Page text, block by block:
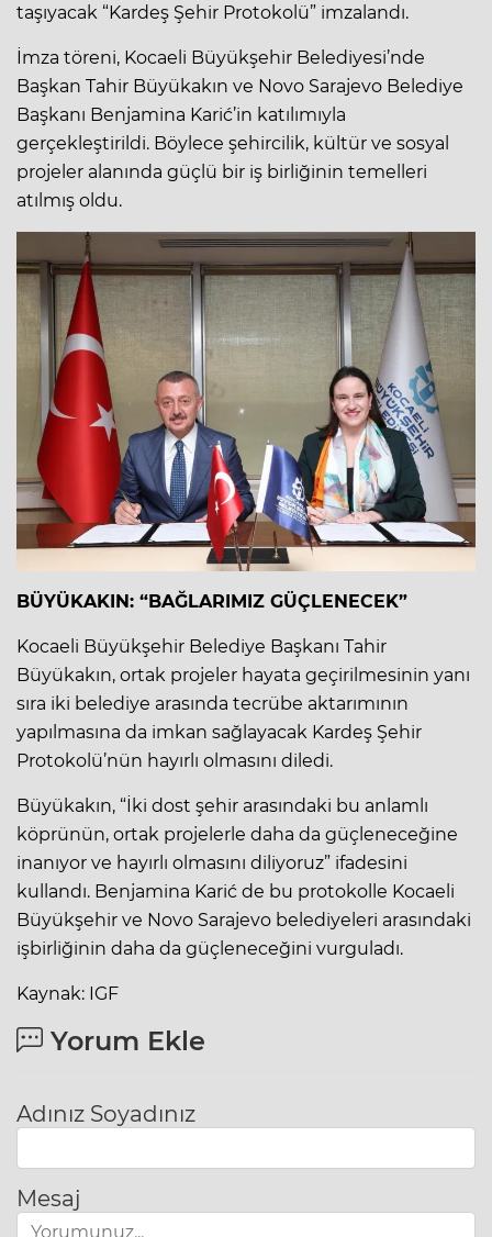
taşıyacak “Kardeş Şehir Protokolü” imzalandı.
İmza töreni, Kocaeli Büyükşehir Belediyesi’nde
Başkan Tahir Büyükakın ve Novo Sarajevo Belediye
Başkanı Benjamina Karić’in katılımıyla
gerçekleştirildi. Böylece şehircilik, kültür ve sosyal
projeler alanında güçlü bir iş birliğinin temelleri
atılmış oldu.
BÜYÜKAKIN: “BAĞLARIMIZ GÜÇLENECEK”
Kocaeli Büyükşehir Belediye Başkanı Tahir
Büyükakın, ortak projeler hayata geçirilmesinin yanı
sıra iki belediye arasında tecrübe aktarımının
yapılmasına da imkan sağlayacak Kardeş Şehir
Protokolü’nün hayırlı olmasını diledi.
Büyükakın, “İki dost şehir arasındaki bu anlamlı
köprünün, ortak projelerle daha da güçleneceğine
inanıyor ve hayırlı olmasını diliyoruz” ifadesini
kullandı. Benjamina Karić de bu protokolle Kocaeli
Büyükşehir ve Novo Sarajevo belediyeleri arasındaki
işbirliğinin daha da güçleneceğini vurguladı.
Kaynak: IGF
Yorum Ekle
Adınız Soyadınız
Mesaj